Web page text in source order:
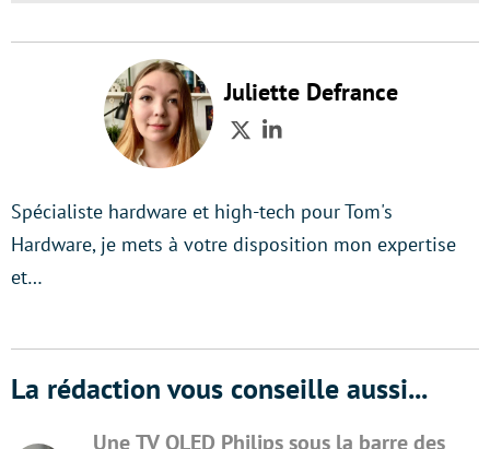
Juliette Defrance
TwitterLinkedIn
Spécialiste hardware et high-tech pour Tom's
Hardware, je mets à votre disposition mon expertise
et…
La rédaction vous conseille aussi...
Une TV OLED Philips sous la barre des